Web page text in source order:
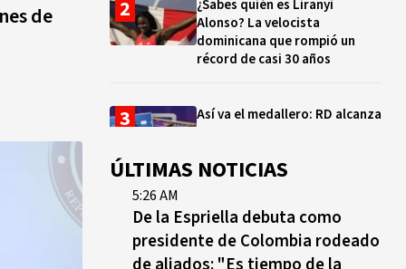
de
¿Sabes quién es Liranyi
Alonso? La velocista
dominicana que rompió un
récord de casi 30 años
Así va el medallero: RD alcanza
Muere Jorge Frías, diputado
del PRM por Santo Domingo
Este
ÚLTIMAS NOTICIAS
5:26 AM
De la Espriella debuta como
presidente de Colombia rodeado